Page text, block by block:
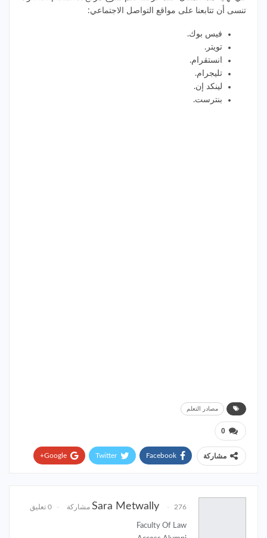
تنسى أن تتابعنا على مواقع التواصل الاجتماعي:
فيس بوك.
تويتر .
انستقرام.
تليجرام.
لينكد إن.
بنترست.
مصادر التعلم
0
مشاركة Facebook
Twitter
Google+
Email
Sara Metwally 276 مشاركة 0 تعليق
Faculty Of Law